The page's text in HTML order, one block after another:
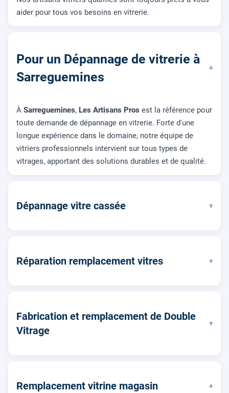
aider pour tous vos besoins en vitrerie.
Pour un Dépannage de vitrerie à
Sarreguemines
▾
À Sarreguemines, Les Artisans Pros est la référence pour
toute demande de dépannage en vitrerie. Forte d'une
longue expérience dans le domaine, notre équipe de
vitriers professionnels intervient sur tous types de
vitrages, apportant des solutions durables et de qualité.
Dépannage vitre cassée ▾
Réparation remplacement vitres ▾
Fabrication et remplacement de Double
Vitrage
▾
Remplacement vitrine magasin ▾